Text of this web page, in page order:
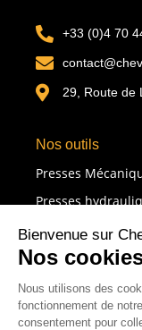
+33 (0)4 70
29, Route de
Nos outils
Presses
Presses
Presses à souder
Lignes de
Détoureuses
Lignes de soudure